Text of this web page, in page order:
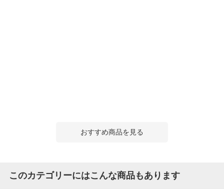
おすすめ商品を見る
このカテゴリーにはこんな商品もあります